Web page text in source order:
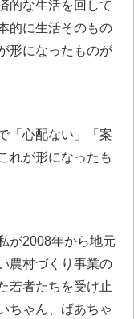
的な生活を回して
的に生活そのもの
形になったものが
「心配ない」「案
れが形になったも
が2008年から地元
農村づくり事業の
若者たちを受け止
ちゃん、ばあちゃ